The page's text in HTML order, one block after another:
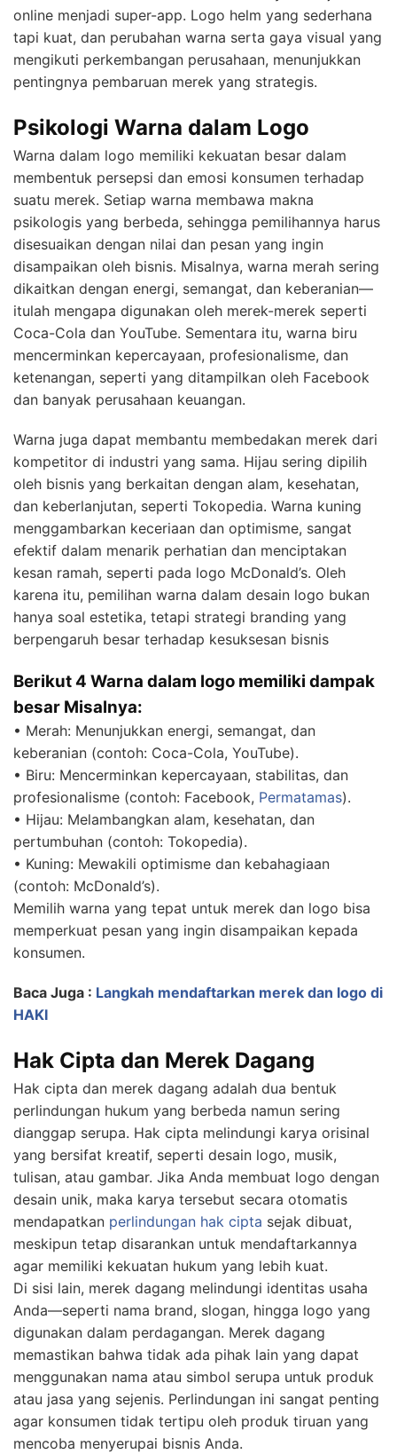
online menjadi super-app. Logo helm yang sederhana
tapi kuat, dan perubahan warna serta gaya visual yang
mengikuti perkembangan perusahaan, menunjukkan
pentingnya pembaruan merek yang strategis.
Psikologi Warna dalam Logo
Warna dalam logo memiliki kekuatan besar dalam
membentuk persepsi dan emosi konsumen terhadap
suatu merek. Setiap warna membawa makna
psikologis yang berbeda, sehingga pemilihannya harus
disesuaikan dengan nilai dan pesan yang ingin
disampaikan oleh bisnis. Misalnya, warna merah sering
dikaitkan dengan energi, semangat, dan keberanian—
itulah mengapa digunakan oleh merek-merek seperti
Coca-Cola dan YouTube. Sementara itu, warna biru
mencerminkan kepercayaan, profesionalisme, dan
ketenangan, seperti yang ditampilkan oleh Facebook
dan banyak perusahaan keuangan.
Warna juga dapat membantu membedakan merek dari
kompetitor di industri yang sama. Hijau sering dipilih
oleh bisnis yang berkaitan dengan alam, kesehatan,
dan keberlanjutan, seperti Tokopedia. Warna kuning
menggambarkan keceriaan dan optimisme, sangat
efektif dalam menarik perhatian dan menciptakan
kesan ramah, seperti pada logo McDonald’s. Oleh
karena itu, pemilihan warna dalam desain logo bukan
hanya soal estetika, tetapi strategi branding yang
berpengaruh besar terhadap kesuksesan bisnis
Berikut 4 Warna dalam logo memiliki dampak
besar Misalnya:
• Merah: Menunjukkan energi, semangat, dan
keberanian (contoh: Coca-Cola, YouTube).
• Biru: Mencerminkan kepercayaan, stabilitas, dan
profesionalisme (contoh: Facebook, Permatamas).
• Hijau: Melambangkan alam, kesehatan, dan
pertumbuhan (contoh: Tokopedia).
• Kuning: Mewakili optimisme dan kebahagiaan
(contoh: McDonald’s).
Memilih warna yang tepat untuk merek dan logo bisa
memperkuat pesan yang ingin disampaikan kepada
konsumen.
Baca Juga : Langkah mendaftarkan merek dan logo di
HAKI
Hak Cipta dan Merek Dagang
Hak cipta dan merek dagang adalah dua bentuk
perlindungan hukum yang berbeda namun sering
dianggap serupa. Hak cipta melindungi karya orisinal
yang bersifat kreatif, seperti desain logo, musik,
tulisan, atau gambar. Jika Anda membuat logo dengan
desain unik, maka karya tersebut secara otomatis
mendapatkan perlindungan hak cipta sejak dibuat,
meskipun tetap disarankan untuk mendaftarkannya
agar memiliki kekuatan hukum yang lebih kuat.
Di sisi lain, merek dagang melindungi identitas usaha
Anda—seperti nama brand, slogan, hingga logo yang
digunakan dalam perdagangan. Merek dagang
memastikan bahwa tidak ada pihak lain yang dapat
menggunakan nama atau simbol serupa untuk produk
atau jasa yang sejenis. Perlindungan ini sangat penting
agar konsumen tidak tertipu oleh produk tiruan yang
mencoba menyerupai bisnis Anda.